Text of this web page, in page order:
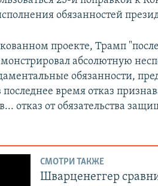
обязанностей
проекте, Трамп
абсолютную
обязанности,
время отказ
отказ от обязательства
СМОТРИ ТАКЖЕ
Шварценеггер